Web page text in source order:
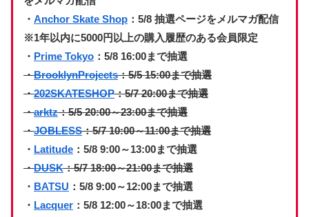
・ Anchor Skate Shop ：5/8 抽選ページをメルマガ配信
※1年以内に5000円以上の購入履歴のある会員限定
・ Prime Tokyo ：5/8 16:00まで抽選
・BrooklynProjects：5/5 15:00まで抽選
・202SKATESHOP：5/7 20:00まで抽選
・arktz：5/5 20:00～23:00まで抽選
・JOBLESS：5/7 10:00～11:00まで抽選
・ Latitude ：5/8 9:00～13:00まで抽選
・DUSK：5/7 18:00～21:00まで抽選
・ BATSU ：5/8 9:00～12:00まで抽選
・ Lacquer ：5/8 12:00～18:00まで抽選